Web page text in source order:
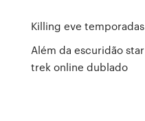
Killing eve temporadas
Além da escuridão star
trek online dublado